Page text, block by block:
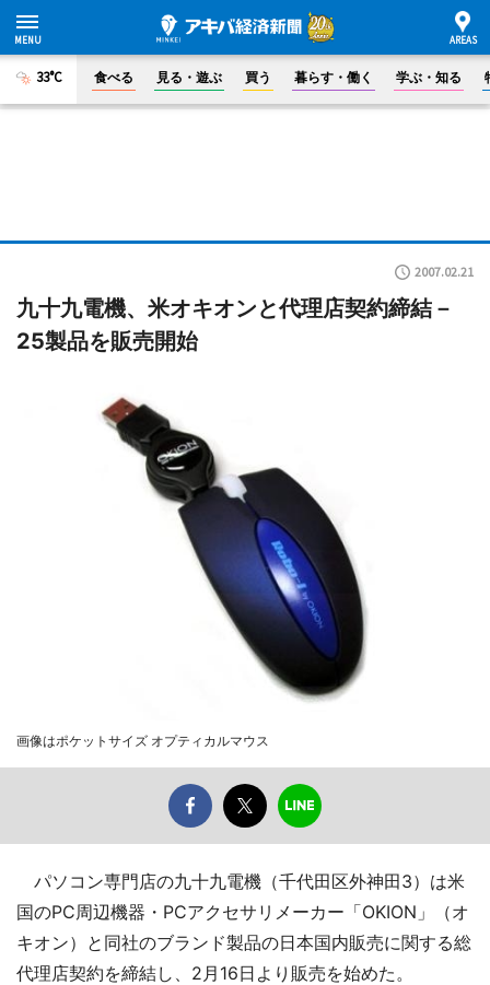
33°C 食べる 見る・遊ぶ 買う 暮らす・働く 学ぶ・知る
2007.02.21
九十九電機、米オキオンと代理店契約締結－
25製品を販売開始
画像はポケットサイズ オプティカルマウス
パソコン専門店の九十九電機（千代田区外神田3）は米
国のPC周辺機器・PCアクセサリメーカー「OKION」（オ
キオン）と同社のブランド製品の日本国内販売に関する総
代理店契約を締結し、2月16日より販売を始めた。